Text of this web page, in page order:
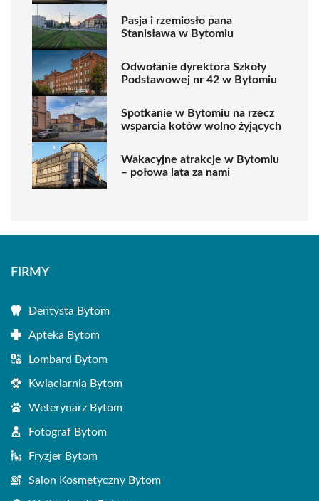
Pasja i rzemiosło pana
Stanisława w Bytomiu
Odwołanie dyrektora Szkoły
Podstawowej nr 42 w Bytomiu
Spotkanie w Bytomiu na rzecz
wsparcia kotów wolno żyjących
Wakacyjne atrakcje w Bytomiu
– połowa lata za nami
FIRMY
Dentysta Bytom
Apteka Bytom
Lombard Bytom
Kwiaciarnia Bytom
Weterynarz Bytom
Fotograf Bytom
Fryzjer Bytom
Salon Kosmetyczny Bytom